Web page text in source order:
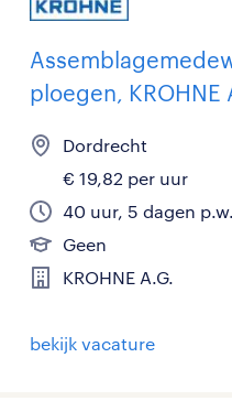
ploegen, KROHNE
Dordrecht
€ 19,82 per uur
40 uur, 5 dagen p.w.
Geen
KROHNE A.G.
bekijk vacature